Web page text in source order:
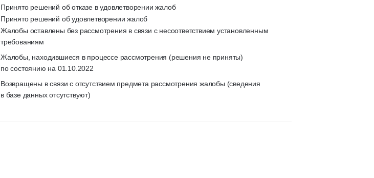
Принято решений об отказе в удовлетворении жалоб
Принято решений об удовлетворении жалоб
Жалобы оставлены без рассмотрения в связи с несоответствием установленным
требованиям
Жалобы, находившиеся в процессе рассмотрения (решения не приняты)
по состоянию на 01.10.2022
Возвращены в связи с отсутствием предмета рассмотрения жалобы (сведения
в базе данных отсутствуют)